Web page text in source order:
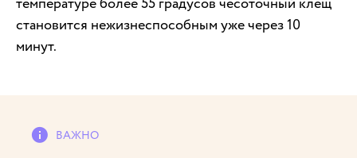
становится нежизнеспособным уже через 10
минут.